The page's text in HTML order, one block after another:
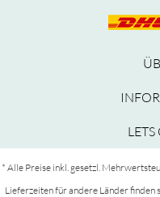
* Alle Preise inkl. gesetzl.
Lieferzeiten für andere Länder finden